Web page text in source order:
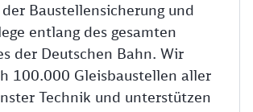
Baustellensicherung und
entlang des gesamten
der Deutschen Bahn. Wir
100.000 Gleisbaustellen aller
Technik und unterstützen